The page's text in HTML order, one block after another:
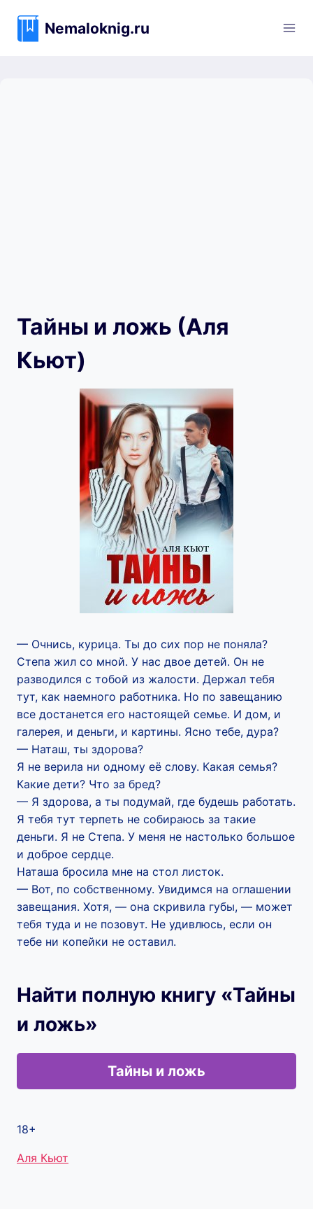
содержимому
Nemaloknig.ru
Тайны и ложь (Аля
Кьют)
— Очнись, курица. Ты до сих пор не поняла?
Степа жил со мной. У нас двое детей. Он не
разводился с тобой из жалости. Держал тебя
тут, как наемного работника. Но по завещанию
все достанется его настоящей семье. И дом, и
галерея, и деньги, и картины. Ясно тебе, дура?
— Наташ, ты здорова?
Я не верила ни одному её слову. Какая семья?
Какие дети? Что за бред?
— Я здорова, а ты подумай, где будешь работать.
Я тебя тут терпеть не собираюсь за такие
деньги. Я не Степа. У меня не настолько большое
и доброе сердце.
Наташа бросила мне на стол листок.
— Вот, по собственному. Увидимся на оглашении
завещания. Хотя, — она скривила губы, — может
тебя туда и не позовут. Не удивлюсь, если он
тебе ни копейки не оставил.
Найти полную книгу «Тайны
и ложь»
Тайны и ложь
18+
Метки
Аля Кьют